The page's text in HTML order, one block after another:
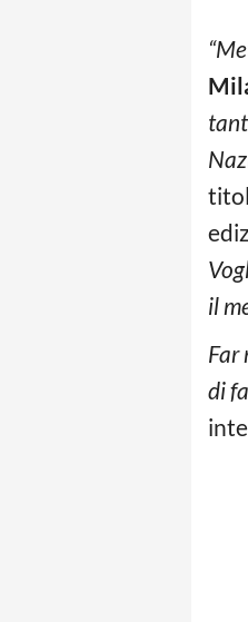
il
Far
di